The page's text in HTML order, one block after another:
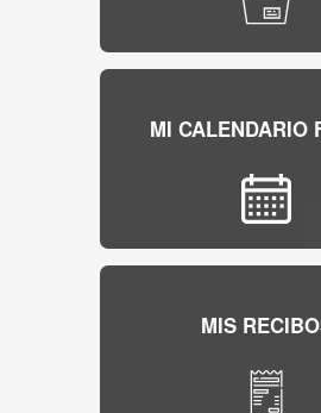
MI CALENDARIO
MIS